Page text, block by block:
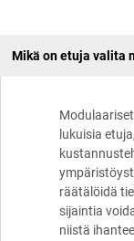
Mikä on etuja valita
lukuisia
räätälöidä
sijaintia
niistä